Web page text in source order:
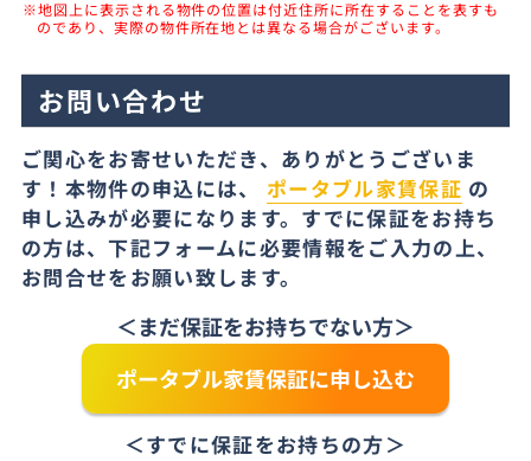
※地図上に表示される物件の位置は付近住所に所在することを表すも
のであり、実際の物件所在地とは異なる場合がございます。
お問い合わせ
ご関心をお寄せいただき、ありがとうございま
す！本物件の申込には、 ポータブル家賃保証 の
申し込みが必要になります。すでに保証をお持ち
の方は、下記フォームに必要情報をご入力の上、
お問合せをお願い致します。
＜まだ保証をお持ちでない方＞
ポータブル家賃保証に申し込む
＜すでに保証をお持ちの方＞